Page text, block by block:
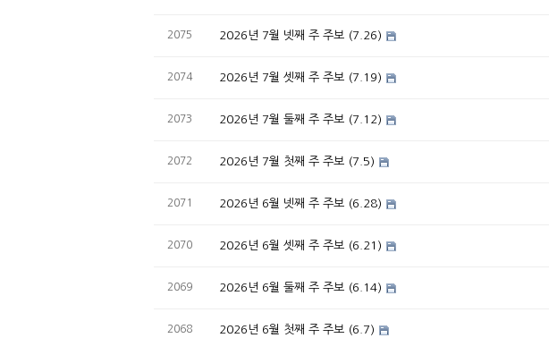
2075 2026년 7월 넷째 주 주보 (7.26)
2074 2026년 7월 셋째 주 주보 (7.19)
2073 2026년 7월 둘째 주 주보 (7.12)
2072 2026년 7월 첫째 주 주보 (7.5)
2071 2026년 6월 넷째 주 주보 (6.28)
2070 2026년 6월 셋째 주 주보 (6.21)
2069 2026년 6월 둘째 주 주보 (6.14)
2068 2026년 6월 첫째 주 주보 (6.7)